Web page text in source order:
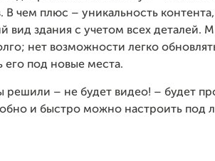
В чем плюс – уникальность
вид здания с учетом всех деталей.
нет возможности легко
его под новые места.
решили – не будет видео! – будет
и быстро можно настроить под